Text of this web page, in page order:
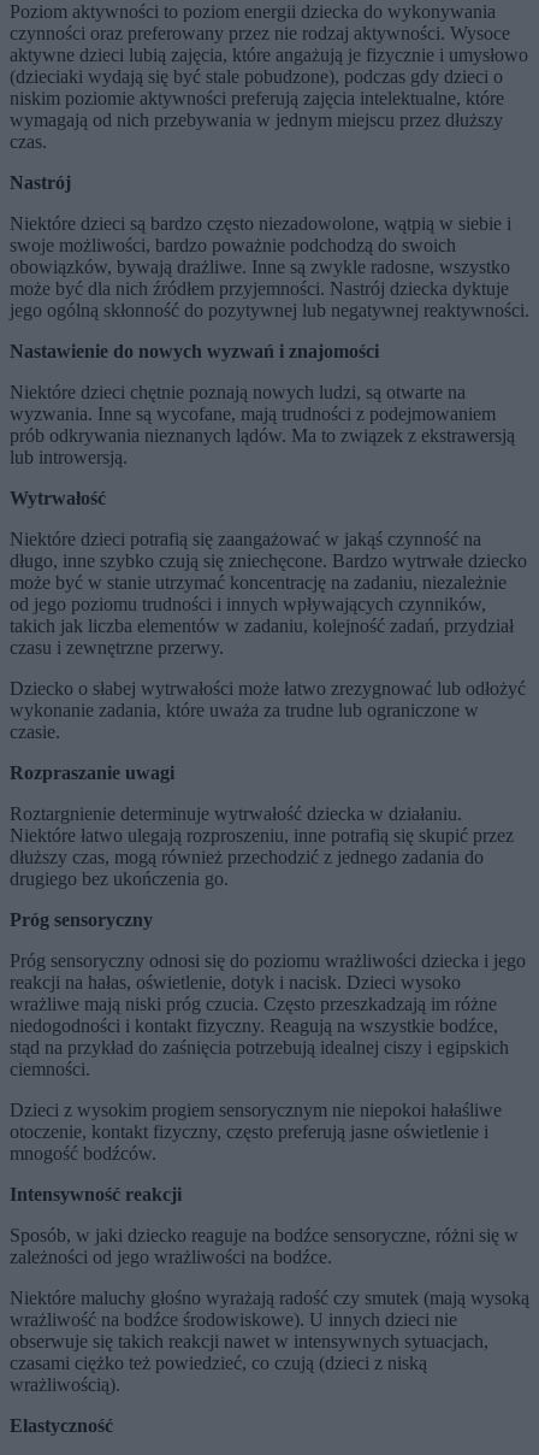
Poziom aktywności to poziom energii dziecka do wykonywania
czynności oraz preferowany przez nie rodzaj aktywności. Wysoce
aktywne dzieci lubią zajęcia, które angażują je fizycznie i umysłowo
(dzieciaki wydają się być stale pobudzone), podczas gdy dzieci o
niskim poziomie aktywności preferują zajęcia intelektualne, które
wymagają od nich przebywania w jednym miejscu przez dłuższy
czas.
Nastrój
Niektóre dzieci są bardzo często niezadowolone, wątpią w siebie i
swoje możliwości, bardzo poważnie podchodzą do swoich
obowiązków, bywają drażliwe. Inne są zwykle radosne, wszystko
może być dla nich źródłem przyjemności. Nastrój dziecka dyktuje
jego ogólną skłonność do pozytywnej lub negatywnej reaktywności.
Nastawienie do nowych wyzwań i znajomości
Niektóre dzieci chętnie poznają nowych ludzi, są otwarte na
wyzwania. Inne są wycofane, mają trudności z podejmowaniem
prób odkrywania nieznanych lądów. Ma to związek z ekstrawersją
lub introwersją.
Wytrwałość
Niektóre dzieci potrafią się zaangażować w jakąś czynność na
długo, inne szybko czują się zniechęcone. Bardzo wytrwałe dziecko
może być w stanie utrzymać koncentrację na zadaniu, niezależnie
od jego poziomu trudności i innych wpływających czynników,
takich jak liczba elementów w zadaniu, kolejność zadań, przydział
czasu i zewnętrzne przerwy.
Dziecko o słabej wytrwałości może łatwo zrezygnować lub odłożyć
wykonanie zadania, które uważa za trudne lub ograniczone w
czasie.
Rozpraszanie uwagi
Roztargnienie determinuje wytrwałość dziecka w działaniu.
Niektóre łatwo ulegają rozproszeniu, inne potrafią się skupić przez
dłuższy czas, mogą również przechodzić z jednego zadania do
drugiego bez ukończenia go.
Próg sensoryczny
Próg sensoryczny odnosi się do poziomu wrażliwości dziecka i jego
reakcji na hałas, oświetlenie, dotyk i nacisk. Dzieci wysoko
wrażliwe mają niski próg czucia. Często przeszkadzają im różne
niedogodności i kontakt fizyczny. Reagują na wszystkie bodźce,
stąd na przykład do zaśnięcia potrzebują idealnej ciszy i egipskich
ciemności.
Dzieci z wysokim progiem sensorycznym nie niepokoi hałaśliwe
otoczenie, kontakt fizyczny, często preferują jasne oświetlenie i
mnogość bodźców.
Intensywność reakcji
Sposób, w jaki dziecko reaguje na bodźce sensoryczne, różni się w
zależności od jego wrażliwości na bodźce.
Niektóre maluchy głośno wyrażają radość czy smutek (mają wysoką
wrażliwość na bodźce środowiskowe). U innych dzieci nie
obserwuje się takich reakcji nawet w intensywnych sytuacjach,
czasami ciężko też powiedzieć, co czują (dzieci z niską
wrażliwością).
Elastyczność